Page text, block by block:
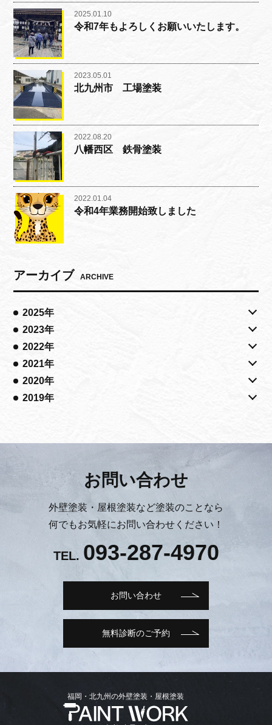
2025.01.10
令和7年もよろしくお願いいたします。
2023.05.01
北九州市 工場塗装
2022.08.20
八幡西区 鉄骨塗装
2022.01.04
令和4年業務開始致しました
アーカイブ ARCHIVE
2025年
2023年
2022年
2021年
2020年
2019年
お問い合わせ
外壁塗装・屋根塗装など塗装のことなら
何でもお気軽にお問い合わせください！
TEL. 093-287-4970
お問い合わせ
無料診断のご予約
福岡・北九州の外壁塗装・屋根塗装